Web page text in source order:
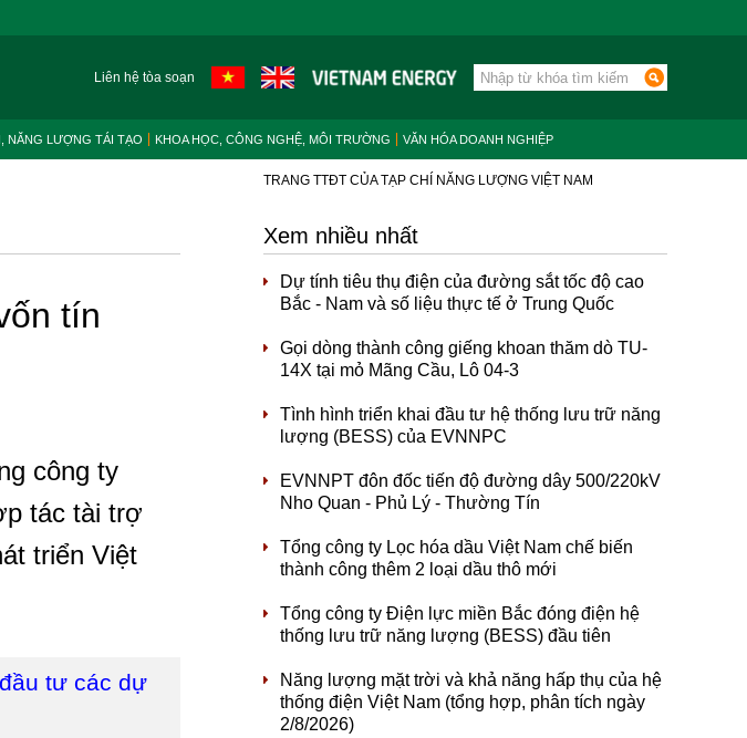
Liên hệ tòa soạn
NĂNG LƯỢNG TÁI TẠO KHOA HỌC, CÔNG NGHỆ, MÔI TRƯỜNG VĂN HÓA DOANH NGHIỆP
TRANG TTĐT CỦA TẠP CHÍ NĂNG LƯỢNG VIỆT NAM
tín
công ty
tác tài trợ
triển Việt
tư các dự
Xem nhiều nhất
Dự tính tiêu thụ điện của đường sắt tốc độ cao
Bắc - Nam và số liệu thực tế ở Trung Quốc
Gọi dòng thành công giếng khoan thăm dò TU-
14X tại mỏ Mãng Cầu, Lô 04-3
Tình hình triển khai đầu tư hệ thống lưu trữ năng
lượng (BESS) của EVNNPC
EVNNPT đôn đốc tiến độ đường dây 500/220kV
Nho Quan - Phủ Lý - Thường Tín
Tổng công ty Lọc hóa dầu Việt Nam chế biến
thành công thêm 2 loại dầu thô mới
Tổng công ty Điện lực miền Bắc đóng điện hệ
thống lưu trữ năng lượng (BESS) đầu tiên
Năng lượng mặt trời và khả năng hấp thụ của hệ
thống điện Việt Nam (tổng hợp, phân tích ngày
2/8/2026)